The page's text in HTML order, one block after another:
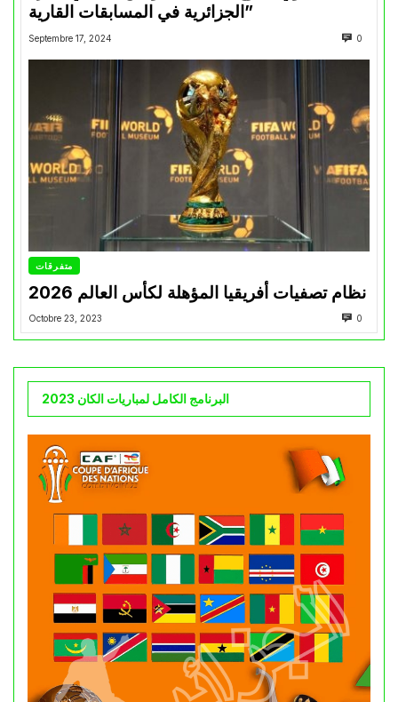
الجزائرية في المسابقات القارية”
Septembre 17, 2024 0
متفرقات
نظام تصفيات أفريقيا المؤهلة لكأس العالم 2026
Octobre 23, 2023 0
البرنامج الكامل لمباريات الكان 2023